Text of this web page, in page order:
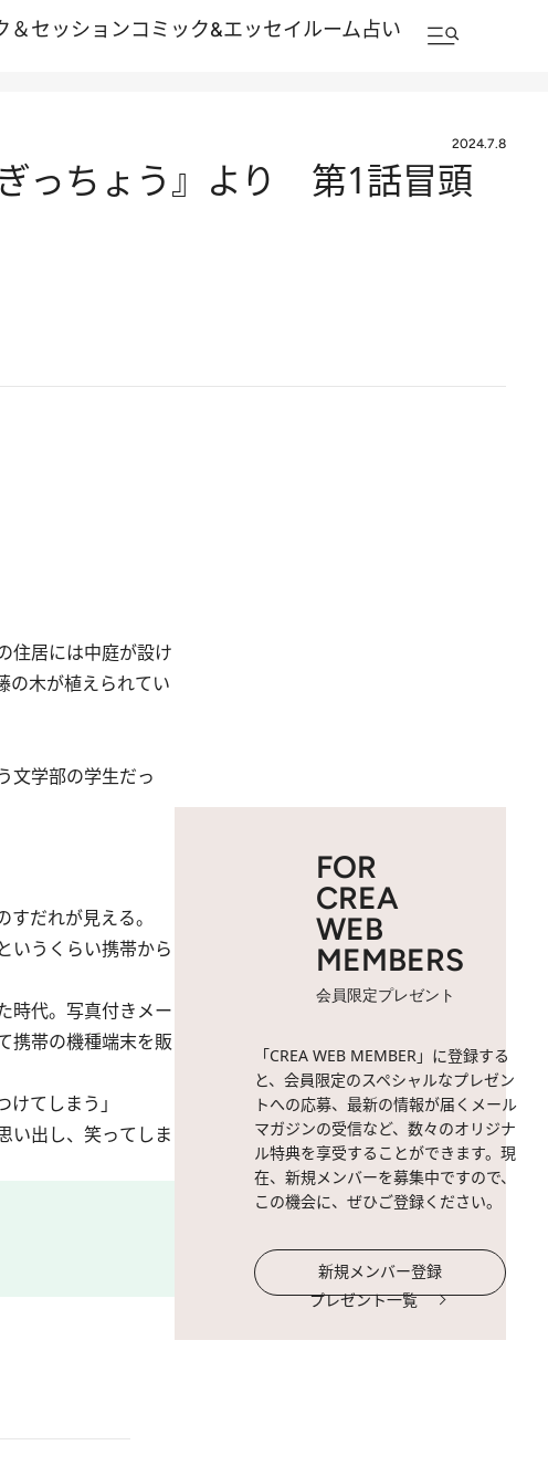
＆セッションコミック&エッセイルーム占い
2024.7.8
っちょう』より 第1話冒頭
住居には中庭が設け
の木が植えられてい
文学部の学生だっ
だれが見える。
いうくらい携帯から
時代。写真付きメー
携帯の機種端末を販
てしまう」
い出し、笑ってしま
FOR
CREA
WEB
MEMBERS
会員限定プレゼント
「CREA WEB MEMBER」に登録する
と、会員限定のスペシャルなプレゼン
トへの応募、最新の情報が届くメール
マガジンの受信など、数々のオリジナ
ル特典を享受することができます。現
在、新規メンバーを募集中ですので、
この機会に、ぜひご登録ください。
新規メンバー登録
プレゼント一覧